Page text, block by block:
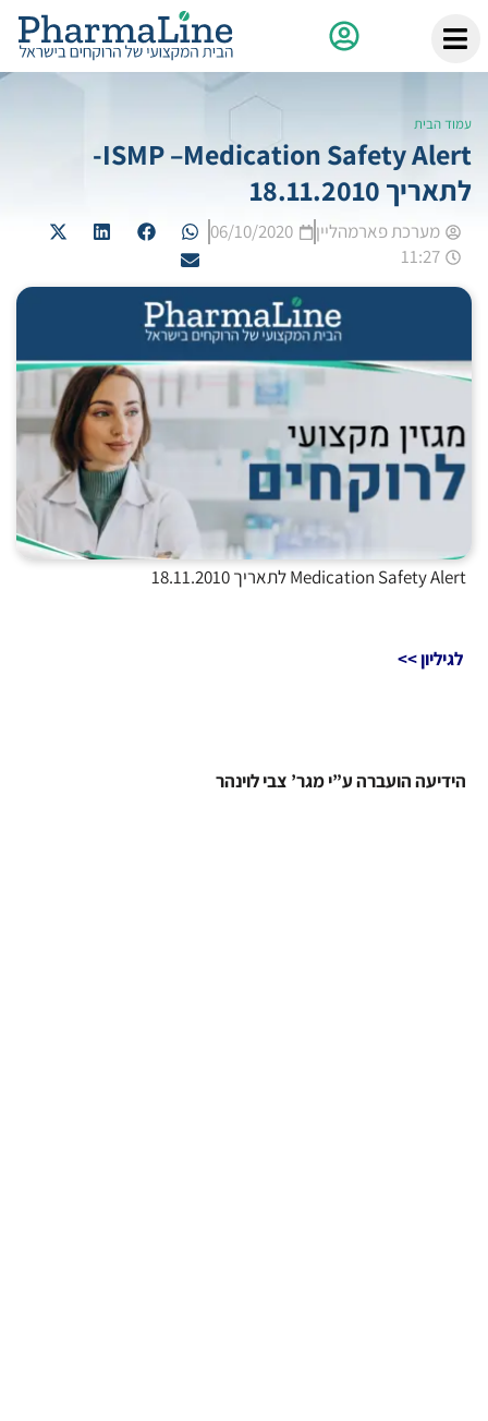
עמוד הבית
ISMP –Medication Safety Alert-
לתאריך 18.11.2010
מערכת פארמהליין
06/10/2020
11:27
Medication Safety Alert לתאריך 18.11.2010
לגיליון >>
הידיעה הועברה ע”י מגר’ צבי לוינהר